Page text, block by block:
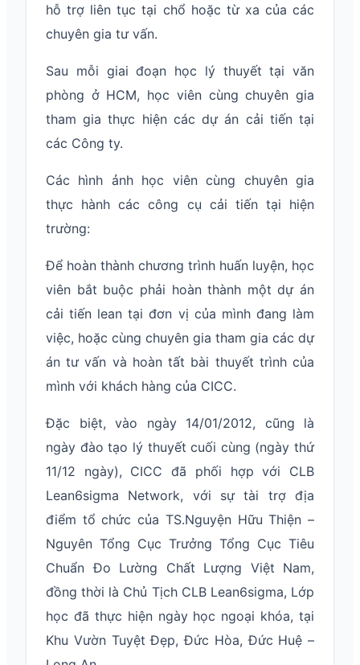
hỗ trợ liên tục tại chổ hoặc từ xa của các
chuyên gia tư vấn.
Sau mỗi giai đoạn học lý thuyết tại văn
phòng ở HCM, học viên cùng chuyên gia
tham gia thực hiện các dự án cải tiến tại
các Công ty.
Các hình ảnh học viên cùng chuyên gia
thực hành các công cụ cải tiến tại hiện
trường:
Để hoàn thành chương trình huấn luyện, học
viên bắt buộc phải hoàn thành một dự án
cải tiến lean tại đơn vị của mình đang làm
việc, hoặc cùng chuyên gia tham gia các dự
án tư vấn và hoàn tất bài thuyết trình của
mình với khách hàng của CICC.
Đặc biệt, vào ngày 14/01/2012, cũng là
ngày đào tạo lý thuyết cuối cùng (ngày thứ
11/12 ngày), CICC đã phối hợp với CLB
Lean6sigma Network, với sự tài trợ địa
điểm tổ chức của TS.Nguyện Hữu Thiện –
Nguyên Tổng Cục Trưởng Tổng Cục Tiêu
Chuẩn Đo Lường Chất Lượng Việt Nam,
đồng thời là Chủ Tịch CLB Lean6sigma, Lớp
học đã thực hiện ngày học ngoại khóa, tại
Khu Vườn Tuyệt Đẹp, Đức Hòa, Đức Huệ –